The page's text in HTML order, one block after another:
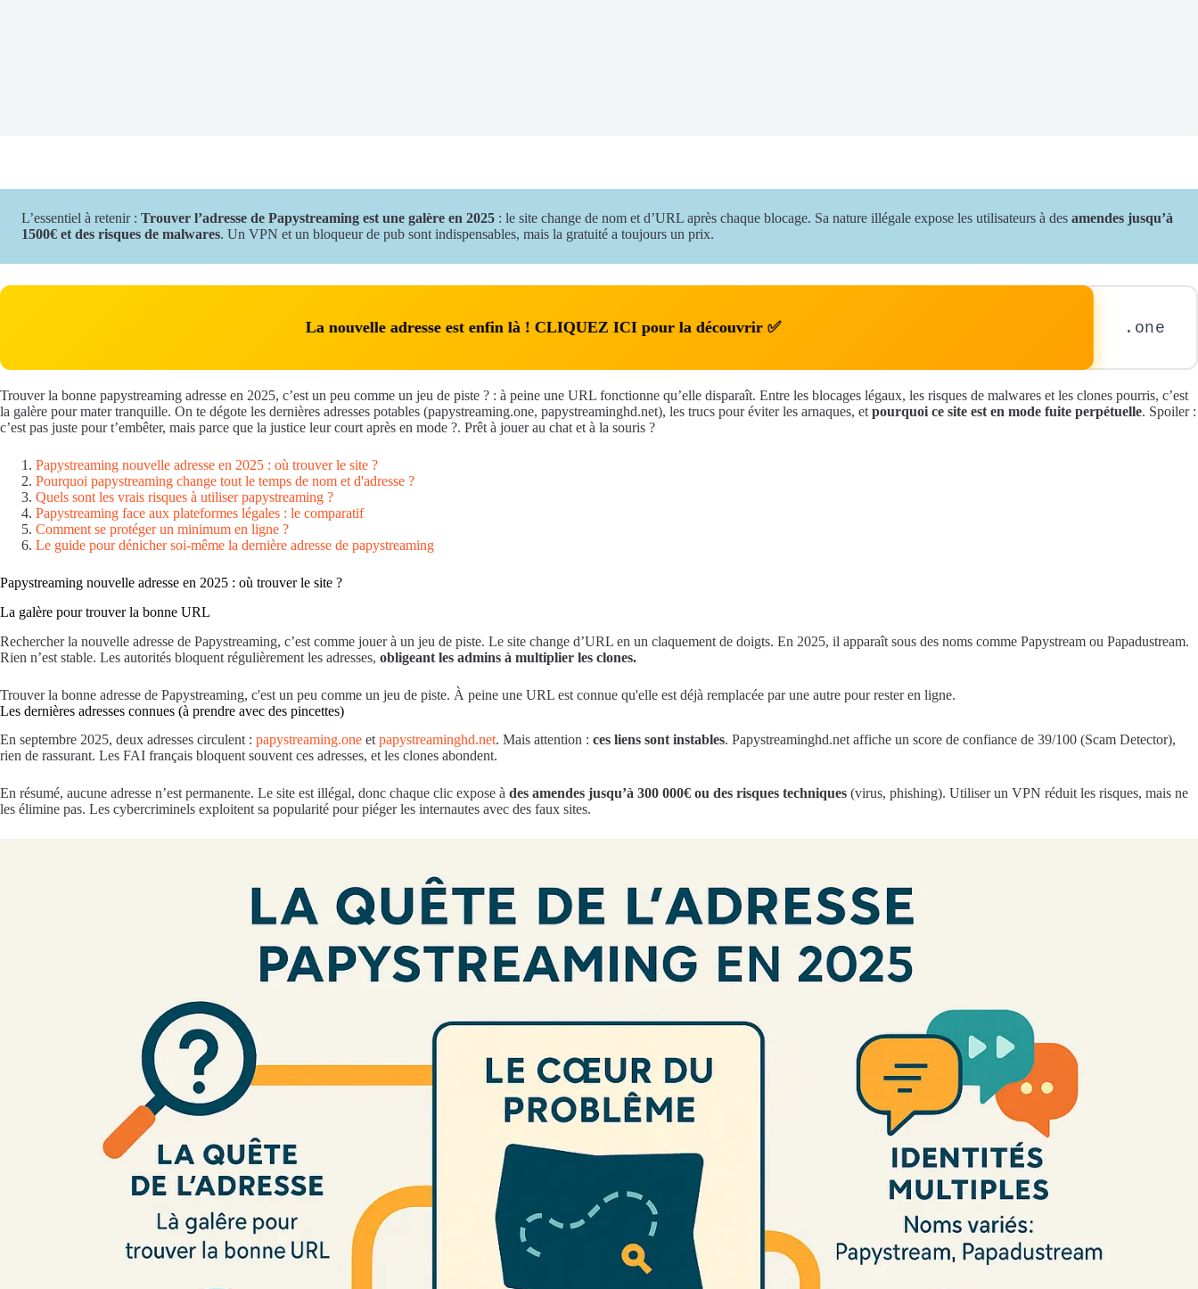
L’essentiel à retenir : Trouver l’adresse de Papystreaming est une galère en 2025 : le site change de nom et d’URL après chaque blocage. Sa nature illégale expose les utilisateurs à des amendes jusqu’à
1500€ et des risques de malwares. Un VPN et un bloqueur de pub sont indispensables, mais la gratuité a toujours un prix.
La nouvelle adresse est enfin là ! CLIQUEZ ICI pour la découvrir ✅ .one
Trouver la bonne papystreaming adresse en 2025, c’est un peu comme un jeu de piste ? : à peine une URL fonctionne qu’elle disparaît. Entre les blocages légaux, les risques de malwares et les clones pourris, c’est
la galère pour mater tranquille. On te dégote les dernières adresses potables (papystreaming.one, papystreaminghd.net), les trucs pour éviter les arnaques, et pourquoi ce site est en mode fuite perpétuelle. Spoiler :
c’est pas juste pour t’embêter, mais parce que la justice leur court après en mode ?. Prêt à jouer au chat et à la souris ?
Papystreaming nouvelle adresse en 2025 : où trouver le site ?
Pourquoi papystreaming change tout le temps de nom et d'adresse ?
Quels sont les vrais risques à utiliser papystreaming ?
Papystreaming face aux plateformes légales : le comparatif
Comment se protéger un minimum en ligne ?
Le guide pour dénicher soi-même la dernière adresse de papystreaming
Papystreaming nouvelle adresse en 2025 : où trouver le site ?
La galère pour trouver la bonne URL
Rechercher la nouvelle adresse de Papystreaming, c’est comme jouer à un jeu de piste. Le site change d’URL en un claquement de doigts. En 2025, il apparaît sous des noms comme Papystream ou Papadustream.
Rien n’est stable. Les autorités bloquent régulièrement les adresses, obligeant les admins à multiplier les clones.
Trouver la bonne adresse de Papystreaming, c'est un peu comme un jeu de piste. À peine une URL est connue qu'elle est déjà remplacée par une autre pour rester en ligne.
Les dernières adresses connues (à prendre avec des pincettes)
En septembre 2025, deux adresses circulent : papystreaming.one et papystreaminghd.net. Mais attention : ces liens sont instables. Papystreaminghd.net affiche un score de confiance de 39/100 (Scam Detector),
rien de rassurant. Les FAI français bloquent souvent ces adresses, et les clones abondent.
En résumé, aucune adresse n’est permanente. Le site est illégal, donc chaque clic expose à des amendes jusqu’à 300 000€ ou des risques techniques (virus, phishing). Utiliser un VPN réduit les risques, mais ne
les élimine pas. Les cybercriminels exploitent sa popularité pour piéger les internautes avec des faux sites.